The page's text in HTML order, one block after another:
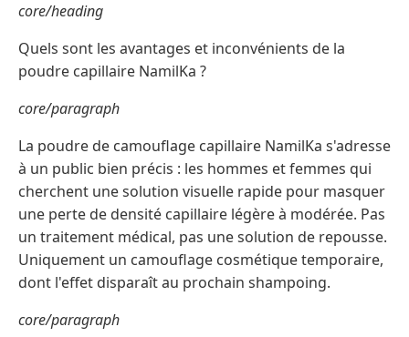
core/heading
Quels sont les avantages et inconvénients de la
poudre capillaire NamilKa ?
core/paragraph
La poudre de camouflage capillaire NamilKa s'adresse
à un public bien précis : les hommes et femmes qui
cherchent une solution visuelle rapide pour masquer
une perte de densité capillaire légère à modérée. Pas
un traitement médical, pas une solution de repousse.
Uniquement un camouflage cosmétique temporaire,
dont l'effet disparaît au prochain shampoing.
core/paragraph